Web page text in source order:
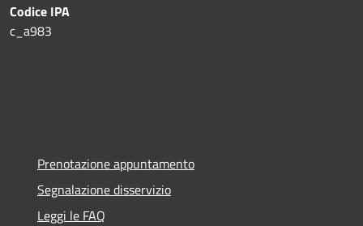
Codice IPA
c_a983
Prenotazione appuntamento
Segnalazione disservizio
Leggi le FAQ